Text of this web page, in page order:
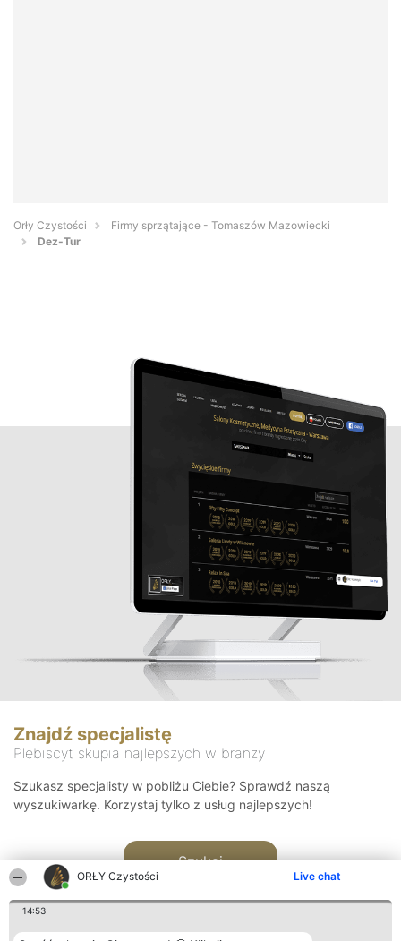
ORŁY Czystości Live chat
14:53
Orły Czystości
Firmy sprzątające - Tomaszów Mazowiecki
Dez-Tur
Znajdź specjalistę
Plebiscyt skupia najlepszych w branży
Szukasz specjalisty w pobliżu Ciebie? Sprawdź naszą
wyszukiwarkę. Korzystaj tylko z usług najlepszych!
Szukaj